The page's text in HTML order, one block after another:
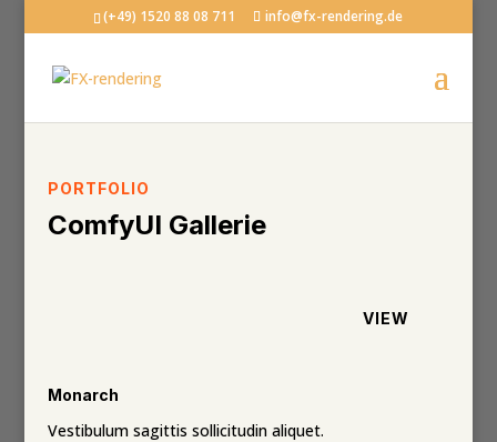
(+49) 1520 88 08 711 info@fx-rendering.de
PORTFOLIO
ComfyUI Gallerie
VIEW
Monarch
Vestibulum sagittis sollicitudin aliquet. Etiam